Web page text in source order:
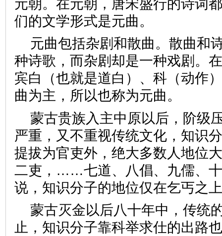
元朝。在元朝，唐宋盛行的诗词
们的文学形式是元曲。
元曲包括杂剧和散曲。散曲和
种诗歌，而杂剧却是一种戏剧。
宾白（也就是道白）、科（动作
曲为主，所以也称为元曲。
蒙古贵族入主中原以后，阶级
严重，又不重视传统文化，知识
提拔为官吏外，绝大多数人地位
二吏，……七道、八倡、九儒、十
说，知识分子的地位仅在乞丐之
蒙古灭金以后八十年中，传统
止，知识分子靠科举求仕的出路